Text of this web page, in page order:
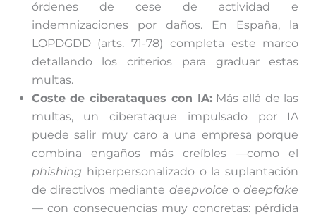
órdenes de cese de actividad e
indemnizaciones por daños. En España, la
LOPDGDD (arts. 71-78) completa este marco
detallando los criterios para graduar estas
multas.
Coste de ciberataques con IA:Más allá de las
multas, un ciberataque impulsado por IA
puede salir muy caro a una empresa porque
combina engaños más creíbles —como el
phishing hiperpersonalizado o la suplantación
de directivos mediante deepvoice odeepfake
— con consecuencias muy concretas: pérdida